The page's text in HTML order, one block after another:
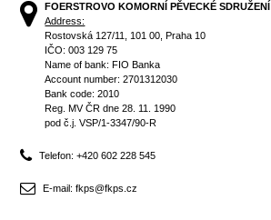
FOERSTROVO KOMORNÍ PĚVECKÉ SDRUŽENÍ
Address:
Rostovská 127/11, 101 00, Praha 10
IČO: 003 129 75
Name of bank: FIO Banka
Account number: 2701312030
Bank code: 2010
Reg. MV ČR dne 28. 11. 1990
pod č.j. VSP/1-3347/90-R
Telefon: +420 602 228 545
E-mail: fkps@fkps.cz